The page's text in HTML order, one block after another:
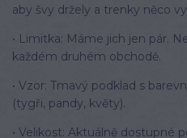
aby švy držely a trenky něco
• Limitka: Máme jich jen pár.
každém druhém obchodě.
• Vzor: Tmavý podklad s
(tygři, pandy, květy).
• Velikost: Aktuálně dostupné